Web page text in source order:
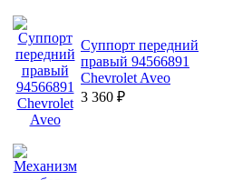
Суппорт передний
правый 94566891
Chevrolet Aveo
3 360 ₽